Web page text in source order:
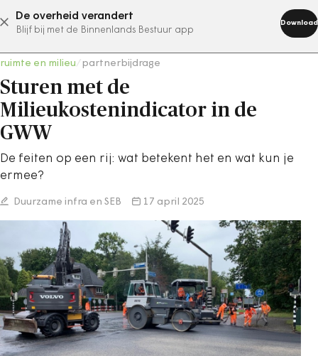
De overheid verandert
Blijf bij met de Binnenlands Bestuur app
Download
abonneer nu
ruimte en milieu partnerbijdrage
Sturen met de
Milieukostenindicator in de
GWW
De feiten op een rij: wat betekent het en wat kun je
ermee?
Duurzame infra en SEB 17 april 2025